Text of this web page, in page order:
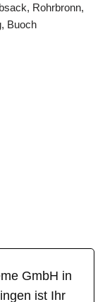
Rohrbronn,
Buoch
GmbH in
ist Ihr